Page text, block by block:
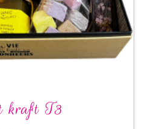
kraft T3